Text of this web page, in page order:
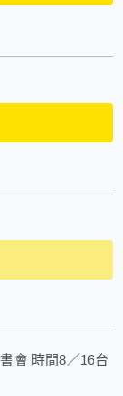
會 時間8／16台